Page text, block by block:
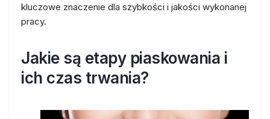
kluczowe znaczenie dla szybkości i jakości wykonanej
pracy.
Jakie są etapy piaskowania i
ich czas trwania?